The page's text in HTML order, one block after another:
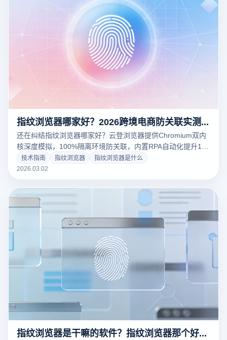
指纹浏览器哪家好？2026跨境电商防关联实测：为何云登浏览器是首选？
还在纠结指纹浏览器哪家好？云登浏览器提供Chromium双内
核深度模拟，100%隔离环境防关联，内置RPA自动化提升10
倍运营效率。跨境电商、社媒矩阵首选工具。立即下载，注册
即享免费试用，保障您的账号资金安全！
技术指南 指纹浏览器
指纹浏览器是什么
2026.03.02
指纹浏览器是干嘛的软件？指纹浏览器那个好用又安全？